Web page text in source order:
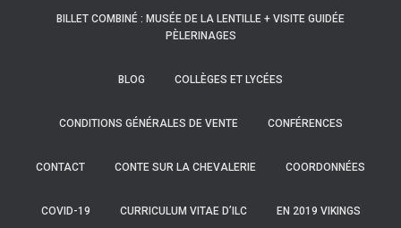
BILLET COMBINÉ : MUSÉE DE LA LENTILLE + VISITE GUIDÉE
PÈLERINAGES
BLOG COLLÈGES ET LYCÉES
CONDITIONS GÉNÉRALES DE VENTE CONFÉRENCES
CONTACT CONTE SUR LA CHEVALERIE COORDONNÉES
COVID-19 CURRICULUM VITAE D’ILC EN 2019 VIKINGS